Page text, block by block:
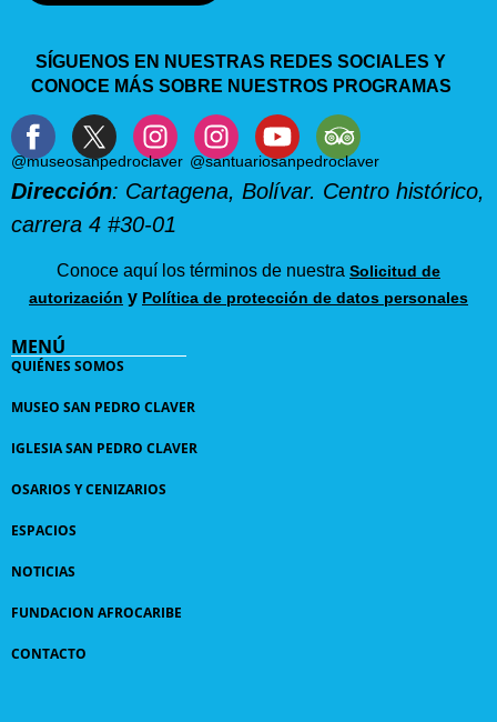
SÍGUENOS EN NUESTRAS REDES SOCIALES Y
CONOCE MÁS SOBRE NUESTROS PROGRAMAS
@museosanpedroclaver @santuariosanpedroclaver
Dirección: Cartagena, Bolívar. Centro histórico,
carrera 4 #30-01
Conoce aquí los términos de nuestra Solicitud de
autorización y Política de protección de datos personales
MENÚ
QUIÉNES SOMOS
MUSEO SAN PEDRO CLAVER
IGLESIA SAN PEDRO CLAVER
OSARIOS Y CENIZARIOS
ESPACIOS
NOTICIAS
FUNDACION AFROCARIBE
CONTACTO